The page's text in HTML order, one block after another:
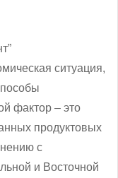
ситуация,
фактор – это
продуктовых
с
и Восточной